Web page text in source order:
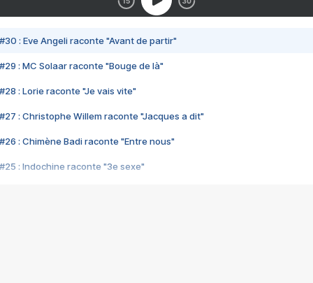
#30 : Eve Angeli raconte "Avant de partir"
#29 : MC Solaar raconte "Bouge de là"
#28 : Lorie raconte "Je vais vite"
#27 : Christophe Willem raconte "Jacques a dit"
#26 : Chimène Badi raconte "Entre nous"
#25 : Indochine raconte "3e sexe"